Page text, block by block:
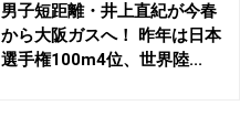
男子短距離・井上直紀が今春
から大阪ガスへ！ 昨年は日本
選手権100m4位、世界陸...